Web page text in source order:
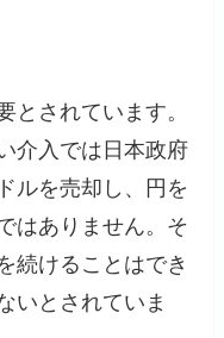
とされています。
介入では日本政府
ルを売却し、円を
はありません。そ
続けることはでき
いとされていま